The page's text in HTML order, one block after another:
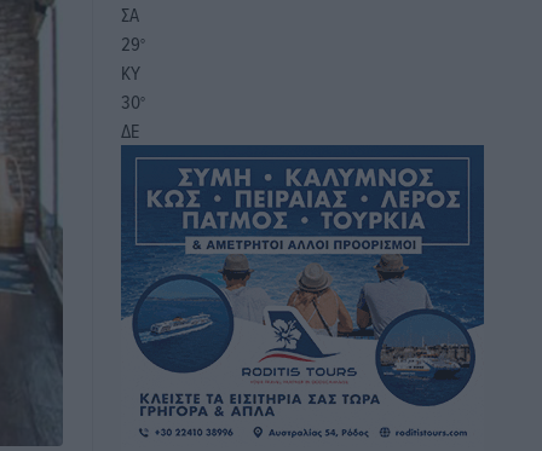
ΣΑ
29°
ΚΥ
30°
ΔΕ